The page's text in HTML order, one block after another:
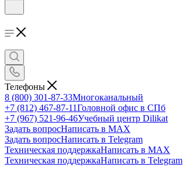
Телефоны
8 (800) 301-87-33Многоканальный
+7 (812) 467-87-11Головной офис в СПб
+7 (967) 521-96-46Учебный центр Dilikat
Задать вопросНаписать в MAX
Задать вопросНаписать в Telegram
Техническая поддержкаНаписать в MAX
Техническая поддержкаНаписать в Telegram